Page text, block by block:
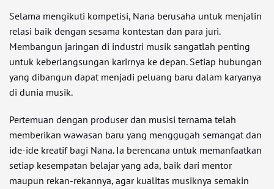
Selama mengikuti kompetisi, Nana berusaha untuk menjalin
relasi baik dengan sesama kontestan dan para juri.
Membangun jaringan di industri musik sangatlah penting
untuk keberlangsungan karirnya ke depan. Setiap hubungan
yang dibangun dapat menjadi peluang baru dalam karyanya
di dunia musik.
Pertemuan dengan produser dan musisi ternama telah
memberikan wawasan baru yang menggugah semangat dan
ide-ide kreatif bagi Nana. Ia berencana untuk memanfaatkan
setiap kesempatan belajar yang ada, baik dari mentor
maupun rekan-rekannya, agar kualitas musiknya semakin